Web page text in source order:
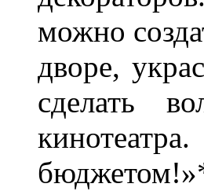
можно
дворе,
сделать